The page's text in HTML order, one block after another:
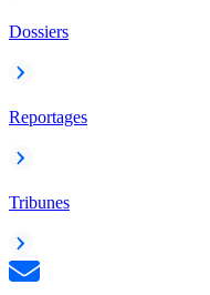
Dossiers
Reportages
Tribunes